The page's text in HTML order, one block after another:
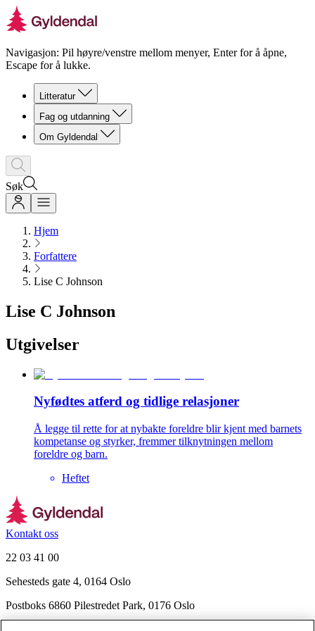
Navigasjon: Pil høyre/venstre mellom menyer, Enter for å åpne,
Escape for å lukke.
Litteratur
Fag og utdanning
Om Gyldendal
Søk
Hjem
Forfattere
Lise C Johnson
Lise C Johnson
Utgivelser
Nyfødtes atferd og tidlige relasjoner
Å legge til rette for at nybakte foreldre blir kjent med barnets
kompetanse og styrker, fremmer tilknytningen mellom
foreldre og barn.
Heftet
Kontakt oss
22 03 41 00
Sehesteds gate 4, 0164 Oslo
Postboks 6860 Pilestredet Park, 0176 Oslo